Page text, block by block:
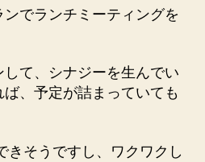
でランチミーティングを
て、シナジーを生んでい
、予定が詰まっていても
きそうですし、ワクワクし